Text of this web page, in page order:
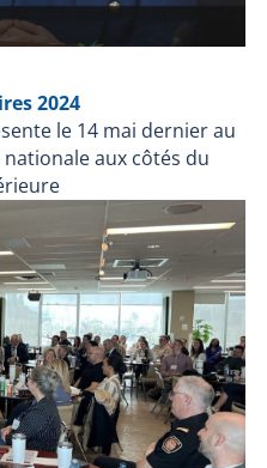
2024
le 14 mai dernier au
nationale aux côtés du